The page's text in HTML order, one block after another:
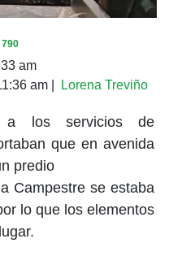
790
am
am Lorena Treviño
a los servicios de
que en avenida
predio
Campestre se estaba
lo que los elementos